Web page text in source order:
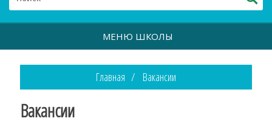
МЕНЮ ШКОЛЫ
Главная Вакансии
Вакансии